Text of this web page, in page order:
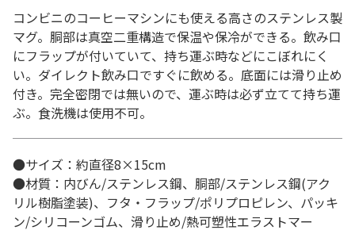
コンビニのコーヒーマシンにも使える高さのステンレス製
マグ。胴部は真空二重構造で保温や保冷ができる。飲み口
にフラップが付いていて、持ち運ぶ時などにこぼれにく
い。ダイレクト飲み口ですぐに飲める。底面には滑り止め
付き。完全密閉では無いので、運ぶ時は必ず立てて持ち運
ぶ。食洗機は使用不可。
●サイズ：約直径8×15cm
●材質：内びん/ステンレス鋼、胴部/ステンレス鋼(アク
リル樹脂塗装)、フタ・フラップ/ポリプロピレン、パッキ
ン/シリコーンゴム、滑り止め/熱可塑性エラストマー